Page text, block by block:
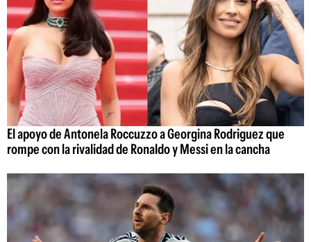
El apoyo de Antonela Roccuzzo a Georgina Rodriguez que
rompe con la rivalidad de Ronaldo y Messi en la cancha